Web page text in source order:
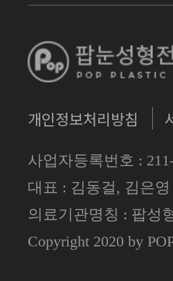
개인정보처리방침
사업자등록번호 :
대표 : 김동걸, 김은영
의료기관명칭 : 팝성
Copyright 2020 by